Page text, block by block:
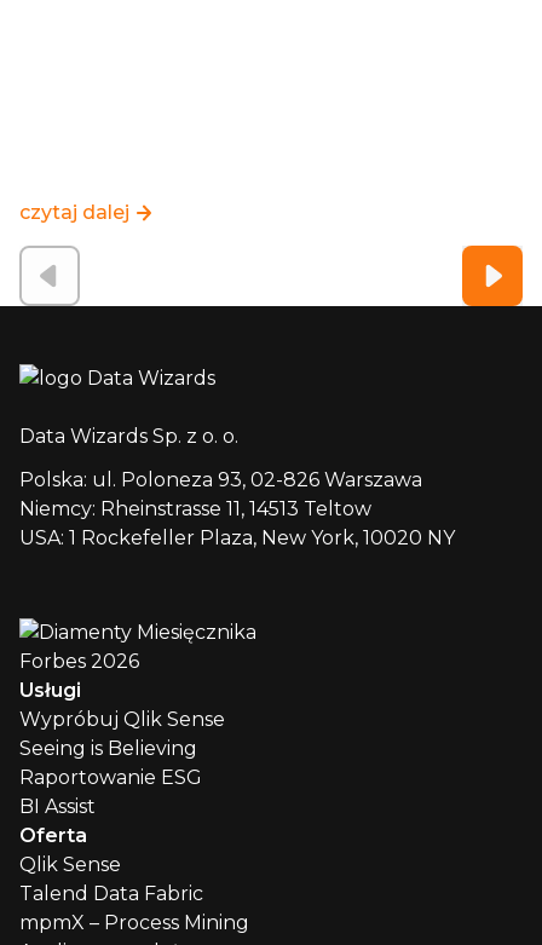
czytaj dalej
Data Wizards Sp. z o. o.
Polska: ul. Poloneza 93, 02-826 Warszawa
Niemcy: Rheinstrasse 11, 14513 Teltow
USA: 1 Rockefeller Plaza, New York, 10020 NY
Usługi
Wypróbuj Qlik Sense
Seeing is Believing
Raportowanie ESG
BI Assist
Oferta
Qlik Sense
Talend Data Fabric
mpmX – Process Mining